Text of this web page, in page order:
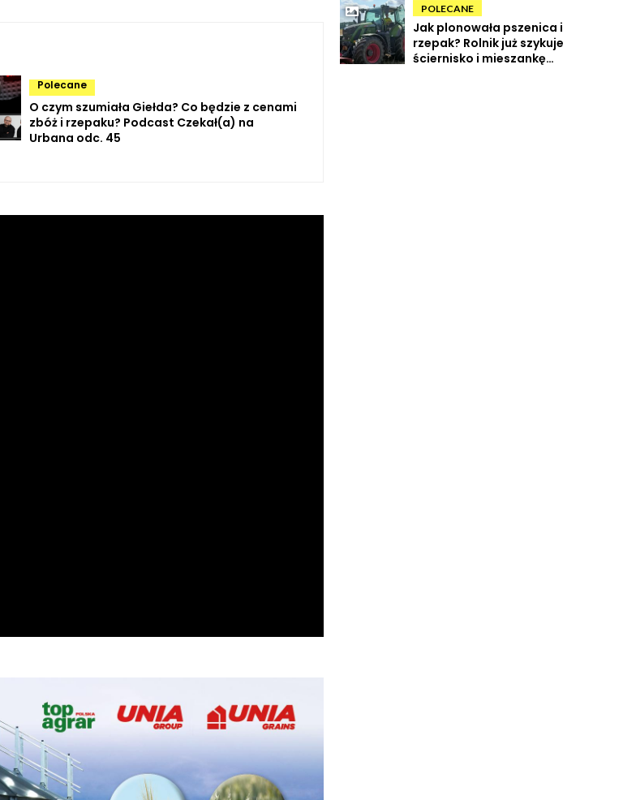
Polecane
O czym szumiała Giełda? Co będzie z cenami
zbóż i rzepaku? Podcast Czekał(a) na
Urbana odc. 45
POLECANE
Jak plonowała pszenica i
rzepak? Rolnik już szykuje
ściernisko i mieszankę